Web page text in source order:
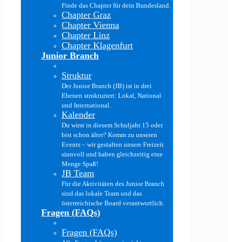
Finde das Chapter für dein Bundesland.
Chapter Graz
Chapter Vienna
Chapter Linz
Chapter Klagenfurt
Junior Branch
Struktur
Der Junior Branch (JB) ist in drei
Ebenen strukturiert: Lokal, National
und International.
Kalender
Du wirst in diesem Schuljahr 15 oder
bist schon älter? Komm zu unseren
Events – wir gestalten unsere Freizeit
sinnvoll und haben gleichzeitig eine
Menge Spaß!
JB Team
Für die Aktivitäten des Junior Branch
sind das lokale Team und das
österreichische Board verantwortlich.
Fragen (FAQs)
Fragen (FAQs)